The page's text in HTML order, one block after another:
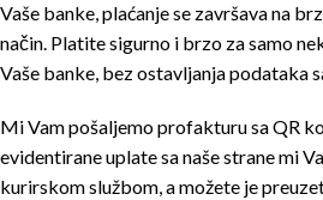
Vaše banke, plaćanje se završava na
način. Platite sigurno i brzo za samo
Vaše banke, bez ostavljanja podataka
Mi Vam pošaljemo profakturu sa QR
evidentirane uplate sa naše strane mi
kurirskom službom, a možete je